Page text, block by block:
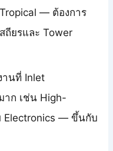
— ต้องการ
ถียรและ Tower
านที่ Inlet
าก เช่น High-
Electronics — ขึ้นกับ